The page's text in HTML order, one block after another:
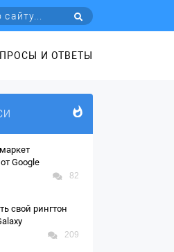
И ОТВЕТЫ
Google
82
свой рингтон
209